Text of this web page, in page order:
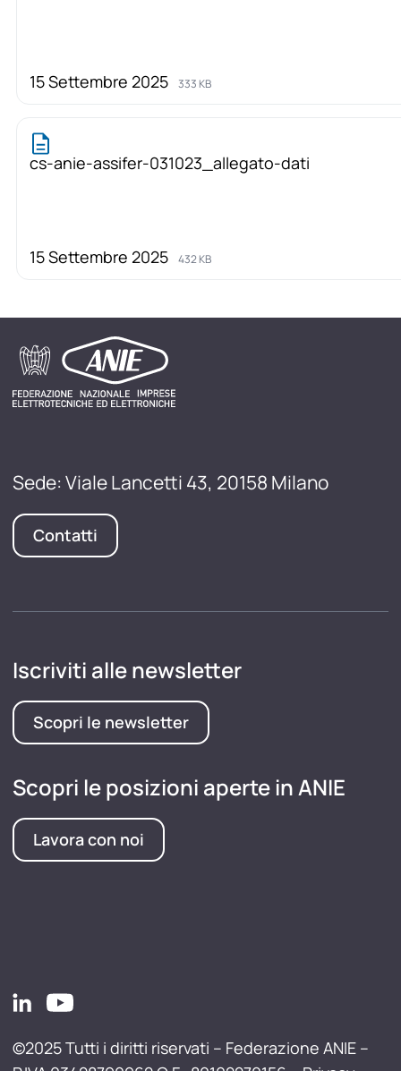
15 Settembre 2025 333 KB
cs-anie-assifer-031023_allegato-dati
15 Settembre 2025 432 KB
Sede: Viale Lancetti 43, 20158 Milano
Contatti
Iscriviti alle newsletter
Scopri le newsletter
Scopri le posizioni aperte in ANIE
Lavora con noi
©2025 Tutti i diritti riservati – Federazione ANIE –